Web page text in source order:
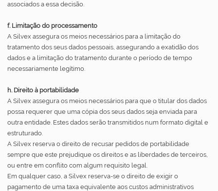
associados a essa decisão.
f. Limitação do processamento
A Silvex assegura os meios necessários para a limitação do
tratamento dos seus dados pessoais, assegurando a exatidão dos
dados e a limitação do tratamento durante o período de tempo
necessariamente legítimo.
h. Direito à portabilidade
A Silvex assegura os meios necessários para que o titular dos dados
possa requerer que uma cópia dos seus dados seja enviada para
outra entidade. Estes dados serão transmitidos num formato digital e
estruturado.
A Silvex reserva o direito de recusar pedidos de portabilidade
sempre que este prejudique os direitos e as liberdades de terceiros,
ou entre em conflito com algum requisito legal.
Em qualquer caso, a Silvex reserva-se o direito de exigir o
pagamento de uma taxa equivalente aos custos administrativos